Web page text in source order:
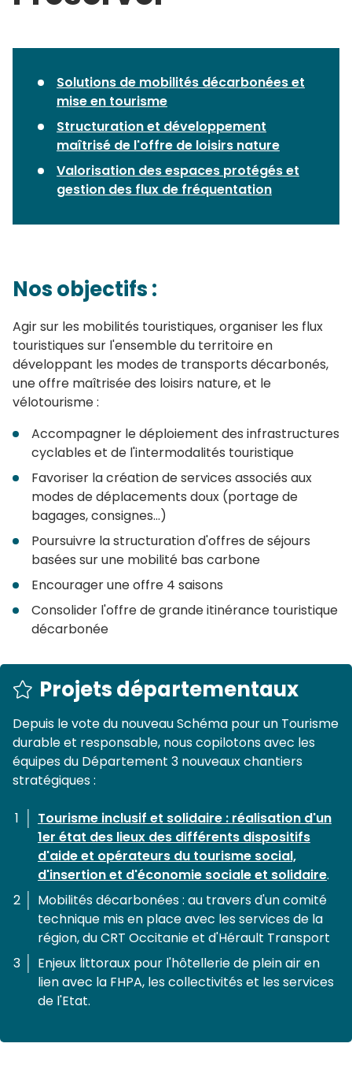
Solutions de mobilités décarbonées et
mise en tourisme
Structuration et développement
maîtrisé de l'offre de loisirs nature
Valorisation des espaces protégés et
gestion des flux de fréquentation
Nos objectifs :
Agir sur les mobilités touristiques, organiser les flux
touristiques sur l'ensemble du territoire en
développant les modes de transports décarbonés,
une offre maîtrisée des loisirs nature, et le
vélotourisme :
Accompagner le déploiement des infrastructures
cyclables et de l'intermodalités touristique
Favoriser la création de services associés aux
modes de déplacements doux (portage de
bagages, consignes...)
Poursuivre la structuration d'offres de séjours
basées sur une mobilité bas carbone
Encourager une offre 4 saisons
Consolider l'offre de grande itinérance touristique
décarbonée
Projets départementaux
Depuis le vote du nouveau Schéma pour un Tourisme
durable et responsable, nous copilotons avec les
équipes du Département 3 nouveaux chantiers
stratégiques :
Tourisme inclusif et solidaire : réalisation d'un
1er état des lieux des différents dispositifs
d'aide et opérateurs du tourisme social,
d'insertion et d'économie sociale et solidaire.
Mobilités décarbonées : au travers d'un comité
technique mis en place avec les services de la
région, du CRT Occitanie et d'Hérault Transport
Enjeux littoraux pour l'hôtellerie de plein air en
lien avec la FHPA, les collectivités et les services
de l'Etat.